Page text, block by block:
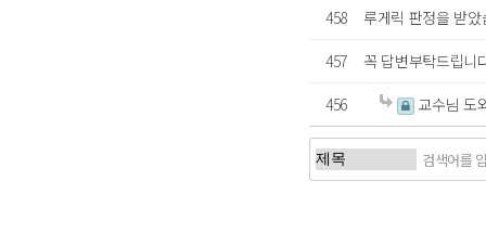
458
루게릭 판정을 받
457
꼭 답변부탁드립니
456
교수님 도